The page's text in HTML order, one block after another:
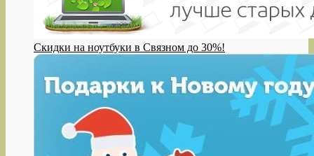
Скидки на ноутбуки в Связном до 30%!